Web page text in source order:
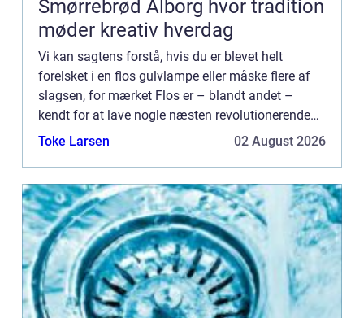
Smørrebrød Ålborg hvor tradition
møder kreativ hverdag
Vi kan sagtens forstå, hvis du er blevet helt
forelsket i en flos gulvlampe eller måske flere af
slagsen, for mærket Flos er – blandt andet –
kendt for at lave nogle næsten revolutionerende
gulvlamper, som man ved ...
Toke Larsen 02 August 2026